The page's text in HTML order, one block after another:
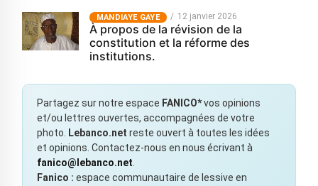
MANDIAYE GAYE 12 janvier 2026
À propos de la révision de la
constitution et la réforme des
institutions.
Partagez sur notre espace FANICO*vos opinions
et/ou lettres ouvertes, accompagnées de votre
photo.
Lebanco.net reste ouvert à toutes les idées
et opinions. Contactez-nous en nous écrivant à
fanico@lebanco.net
Fanico : espace communautaire de lessive en